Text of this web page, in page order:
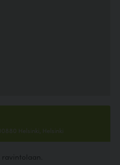
Helsinki, Helsinki